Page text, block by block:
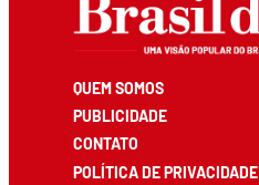
QUEM SOMOS
PUBLICIDADE
CONTATO
POLÍTICA DE PRIVACIDADE